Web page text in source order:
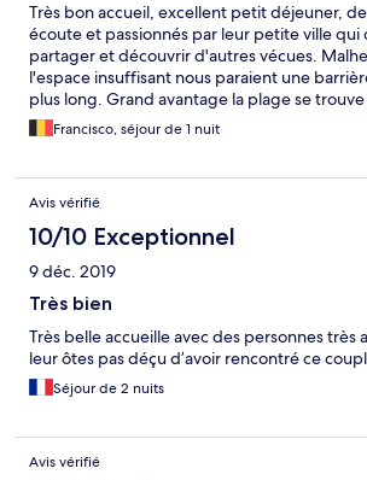
Très bon accueil, excellent petit déjeuner,
écoute et passionnés par leur petite ville qui
partager et découvrir d'autres vécues.
l'espace insuffisant nous paraient une
plus long. Grand avantage la plage se
minutes à pied de la maison. Restaurants
abordables sur la digue.
Francisco, séjour de 1 nuit
Avis vérifié
10/10 Exceptionnel
9 déc. 2019
Très bien
Très belle accueille avec des personnes
leur ôtes pas déçu d’avoir rencontré ce
Séjour de 2 nuits
Avis vérifié